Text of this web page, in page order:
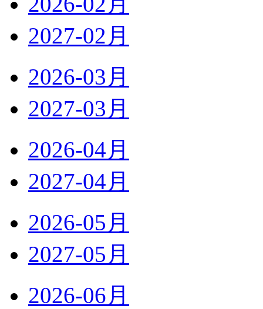
2027-02月
2026-03月
2027-03月
2026-04月
2027-04月
2026-05月
2027-05月
2026-06月